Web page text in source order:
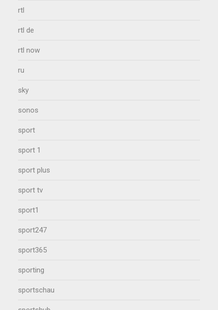
rtl
rtl de
rtl now
ru
sky
sonos
sport
sport 1
sport plus
sport tv
sport1
sport247
sport365
sporting
sportschau